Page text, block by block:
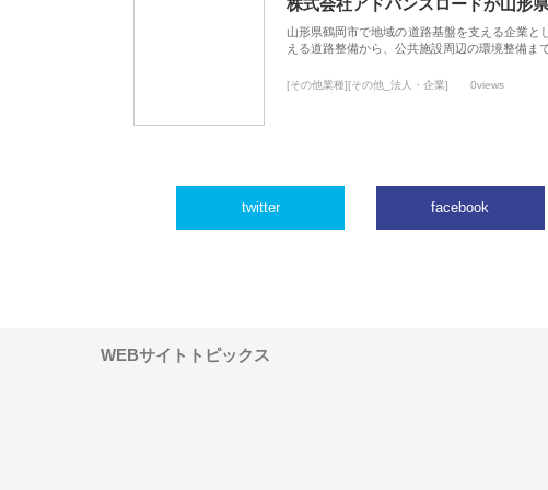
株式会社アドバンスロードが山形
山形県鶴岡市で地域の道路基盤を支える企業
える道路整備から、公共施設周辺の環境整備ま
[その他業種][その他_法人・企業] 0views
twitter facebook
WEBサイトトピックス